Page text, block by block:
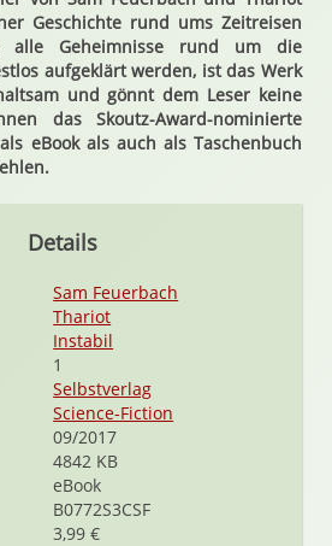
Geschichte rund ums Zeitreisen
alle Geheimnisse rund um die
aufgeklärt werden, ist das Werk
und gönnt dem Leser keine
das Skoutz-Award-nominierte
eBook als auch als Taschenbuch
Details
Sam Feuerbach
Thariot
Instabil
1
Selbstverlag
Science-Fiction
09/2017
4842 KB
eBook
B0772S3CSF
3,99 €